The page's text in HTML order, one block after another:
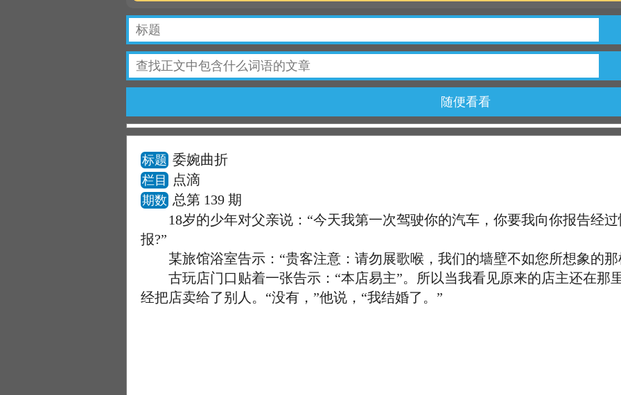
随便看看
标题 委婉曲折
栏目 点滴
期数 总第 139 期
18岁的少年对父亲说：“今天我第一次驾驶你的汽车，你要我向你报告经过
报?”
某旅馆浴室告示：“贵客注意：请勿展歌喉，我们的墙壁不如您所想象的那
古玩店门口贴着一张告示：“本店易主”。所以当我看见原来的店主还在那
经把店卖给了别人。“没有，”他说，“我结婚了。”